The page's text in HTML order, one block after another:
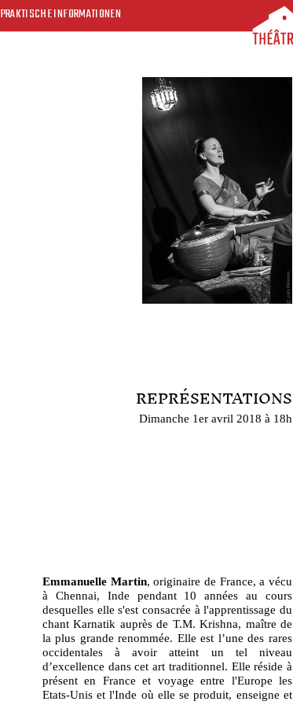
PRAKTISCHE INFORMATIONEN
REPRÉSENTATIONS
Dimanche 1er avril 2018 à 18h
Emmanuelle Martin, originaire de France, a vécu
à Chennai, Inde pendant 10 années au cours
desquelles elle s'est consacrée à l'apprentissage du
chant Karnatik auprès de T.M. Krishna, maître de
la plus grande renommée. Elle est l’une des rares
occidentales à avoir atteint un tel niveau
d’excellence dans cet art traditionnel. Elle réside à
présent en France et voyage entre l'Europe les
Etats-Unis et l'Inde où elle se produit, enseigne et